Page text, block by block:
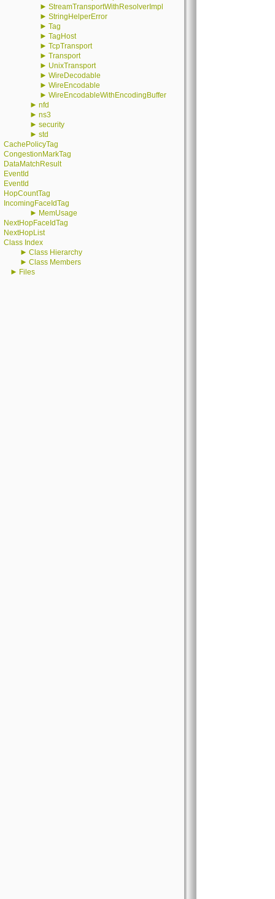
► StreamTransportWithResolverImpl
► StringHelperError
► Tag
► TagHost
► TcpTransport
► Transport
► UnixTransport
► WireDecodable
► WireEncodable
► WireEncodableWithEncodingBuffer
► nfd
► ns3
► security
► std
CachePolicyTag
CongestionMarkTag
DataMatchResult
EventId
EventId
HopCountTag
IncomingFaceIdTag
► MemUsage
NextHopFaceIdTag
NextHopList
Class Index
► Class Hierarchy
► Class Members
► Files